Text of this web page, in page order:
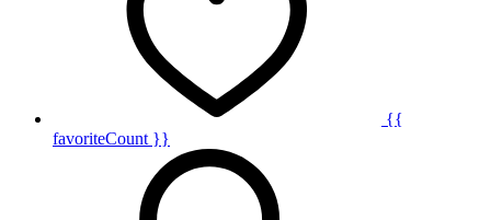
{{
favoriteCount }}